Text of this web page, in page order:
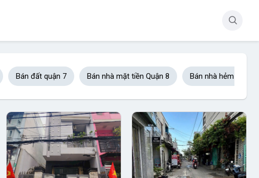
Bán đất quận 7 Bán nhà mặt tiền Quận 8 Bán nhà hẻm xe hơi